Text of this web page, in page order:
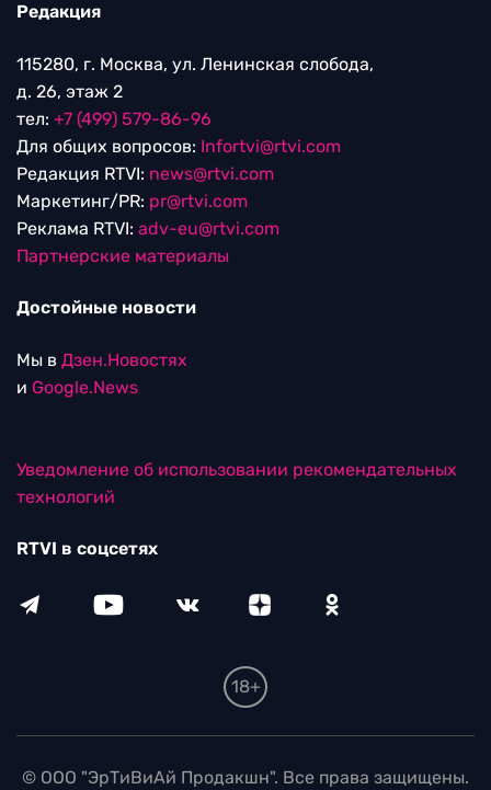
Редакция
115280, г. Москва, ул. Ленинская слобода,
д. 26, этаж 2
тел: +7 (499) 579-86-96
Для общих вопросов: Infortvi@rtvi.com
Редакция RTVI: news@rtvi.com
Маркетинг/PR: pr@rtvi.com
Реклама RTVI: adv-eu@rtvi.com
Партнерские материалы
Достойные новости
Мы в Дзен.Новостях
и Google.News
Уведомление об использовании рекомендательных
технологий
RTVI в соцсетях
18+
© ООО "ЭрТиВиАй Продакшн". Все права защищены.